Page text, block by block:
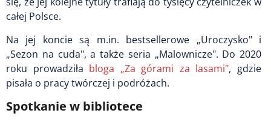
całej Polsce.
Na jej koncie są m.in. bestsellerowe „Uroczysko" i
„Sezon na cuda", a także seria „Malownicze". Do 2020
roku prowadziła bloga „Za górami za lasami", gdzie
pisała o pracy twórczej i podróżach.
Spotkanie w bibliotece